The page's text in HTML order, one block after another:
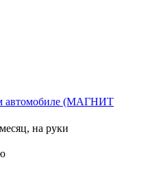
автомобиле (МАГНИТ
на руки